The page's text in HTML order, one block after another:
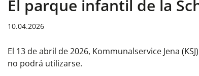
El parque infantil de la
10.04.2026
El 13 de abril de 2026, Kommunalservice Jena
no podrá utilizarse.